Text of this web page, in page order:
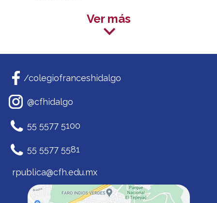
Ver más
/colegiofranceshidalgo
@cfhidalgo
55 5577 5100
55 5577 5581
rpublica@cfh.edu.mx